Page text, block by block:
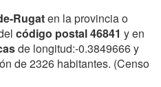
Rugaten la provincia o
código postal 46841 y en
de longitud:-0.3849666 y
de 2326 habitantes. (Censo